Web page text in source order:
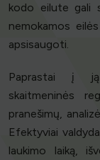
kodo eilute gali
nemokamos
apsisaugoti.
Paprastai į ją
skaitmeninės
pranešimų,
Efektyviai
laukimo laiką,